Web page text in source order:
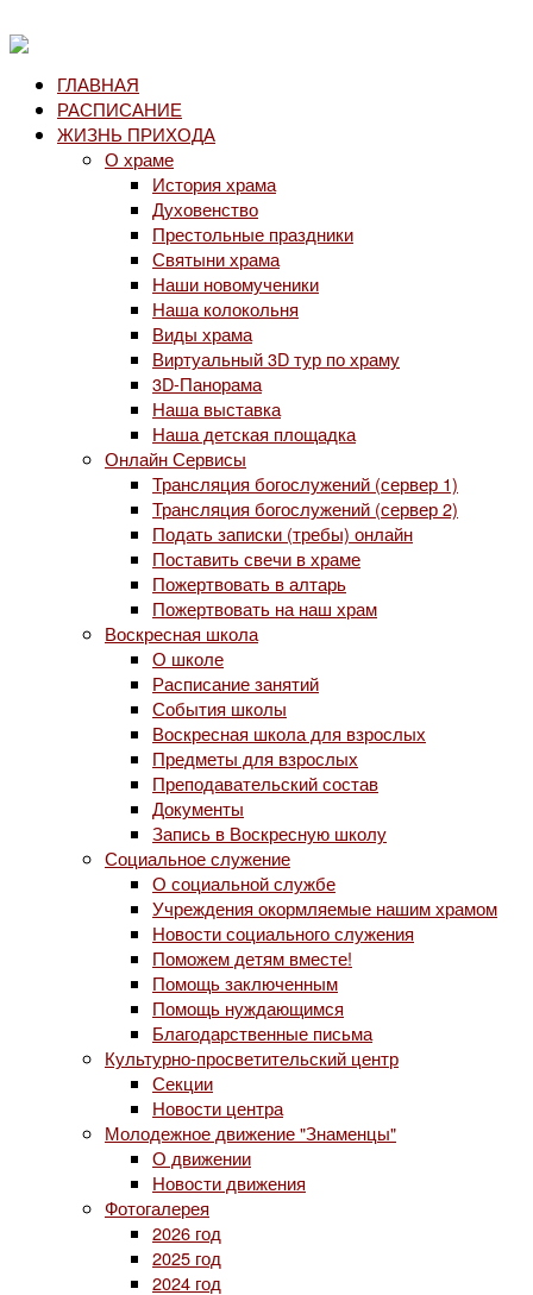
ГЛАВНАЯ
РАСПИСАНИЕ
ЖИЗНЬ ПРИХОДА
О храме
История храма
Духовенство
Престольные праздники
Святыни храма
Наши новомученики
Наша колокольня
Виды храма
Виртуальный 3D тур по храму
3D-Панорама
Наша выставка
Наша детская площадка
Онлайн Сервисы
Трансляция богослужений (сервер 1)
Трансляция богослужений (сервер 2)
Подать записки (требы) онлайн
Поставить свечи в храме
Пожертвовать в алтарь
Пожертвовать на наш храм
Воскресная школа
О школе
Расписание занятий
События школы
Воскресная школа для взрослых
Предметы для взрослых
Преподавательский состав
Документы
Запись в Воскресную школу
Социальное служение
О социальной службе
Учреждения окормляемые нашим храмом
Новости социального служения
Поможем детям вместе!
Помощь заключенным
Помощь нуждающимся
Благодарственные письма
Культурно-просветительский центр
Секции
Новости центра
Молодежное движение "Знаменцы"
О движении
Новости движения
Фотогалерея
2026 год
2025 год
2024 год